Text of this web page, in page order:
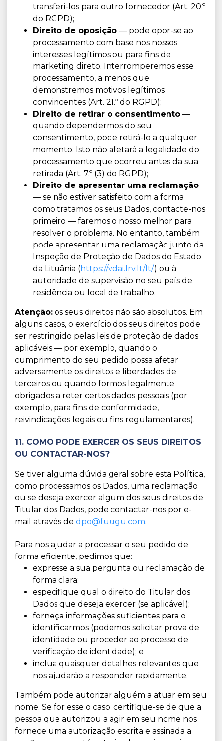
transferi-los para outro fornecedor (Art. 20.º
do RGPD);
Direito de oposição — pode opor-se ao
processamento com base nos nossos
interesses legítimos ou para fins de
marketing direto. Interromperemos esse
processamento, a menos que
demonstremos motivos legítimos
convincentes (Art. 21.º do RGPD);
Direito de retirar o consentimento —
quando dependermos do seu
consentimento, pode retirá-lo a qualquer
momento. Isto não afetará a legalidade do
processamento que ocorreu antes da sua
retirada (Art. 7.º (3) do RGPD);
Direito de apresentar uma reclamação
— se não estiver satisfeito com a forma
como tratamos os seus Dados, contacte-nos
primeiro — faremos o nosso melhor para
resolver o problema. No entanto, também
pode apresentar uma reclamação junto da
Inspeção de Proteção de Dados do Estado
da Lituânia (https://vdai.lrv.lt/lt/) ou à
autoridade de supervisão no seu país de
residência ou local de trabalho.
Atenção: os seus direitos não são absolutos. Em
alguns casos, o exercício dos seus direitos pode
ser restringido pelas leis de proteção de dados
aplicáveis — por exemplo, quando o
cumprimento do seu pedido possa afetar
adversamente os direitos e liberdades de
terceiros ou quando formos legalmente
obrigados a reter certos dados pessoais (por
exemplo, para fins de conformidade,
reivindicações legais ou fins regulamentares).
11. COMO PODE EXERCER OS SEUS DIREITOS
OU CONTACTAR-NOS?
Se tiver alguma dúvida geral sobre esta Política,
como processamos os Dados, uma reclamação
ou se deseja exercer algum dos seus direitos de
Titular dos Dados, pode contactar-nos por e-
mail através de dpo@fuugu.com.
Para nos ajudar a processar o seu pedido de
forma eficiente, pedimos que:
expresse a sua pergunta ou reclamação de
forma clara;
especifique qual o direito do Titular dos
Dados que deseja exercer (se aplicável);
forneça informações suficientes para o
identificarmos (podemos solicitar prova de
identidade ou proceder ao processo de
verificação de identidade); e
inclua quaisquer detalhes relevantes que
nos ajudarão a responder rapidamente.
Também pode autorizar alguém a atuar em seu
nome. Se for esse o caso, certifique-se de que a
pessoa que autorizou a agir em seu nome nos
fornece uma autorização escrita e assinada a